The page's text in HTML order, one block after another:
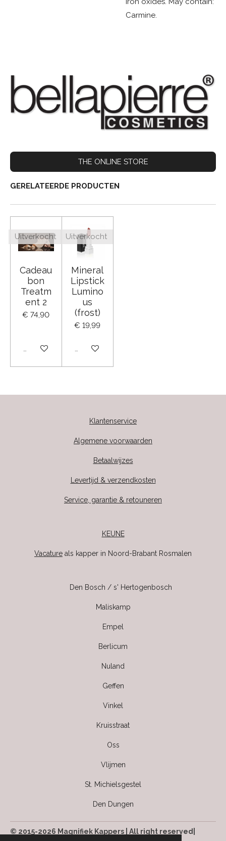
Carmine.
THE ONLINE STORE
GERELATEERDE PRODUCTEN
Uitverkocht
Cadeau
bon
Treatm
ent 2
€ 74,90
Uitverkocht
Uitverkocht
Mineral
Lipstick
Lumino
us
(frost)
€ 19,99
Uitverkocht
Klantenservice
Algemene voorwaarden
Betaalwijzes
Levertijd & verzendkosten
Service, garantie & retouneren
KEUNE
Vacature als kapper in Noord-Brabant Rosmalen
Den Bosch / s' Hertogenbosch
Maliskamp
Empel
Berlicum
Nuland
Geffen
Vinkel
Kruisstraat
Oss
Vlijmen
St. Michielsgestel
Den Dungen
© 2015-2026 Magnifiek Kappers | All right reserved|